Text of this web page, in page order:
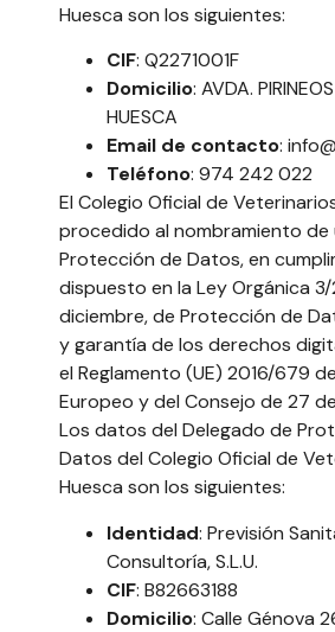
Huesca son los siguientes:
CIF: Q2271001F
Domicilio: AVDA.
HUESCA
Email de contacto:
Teléfono: 974 242 022
El Colegio Oficial de
procedido al nombramiento de
Protección de Datos, en
dispuesto en la Ley Orgánica 3/
diciembre, de Protección de
y garantía de los derechos
el Reglamento (UE) 2016/679
Europeo y del Consejo de 27
Los datos del Delegado de
Datos del Colegio Oficial de
Huesca son los siguientes:
Identidad: Previsión
Consultoría, S.L.U.
CIF: B82663188
Domicilio: Calle Génova